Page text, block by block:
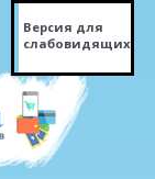
Версия для
слабовидящих